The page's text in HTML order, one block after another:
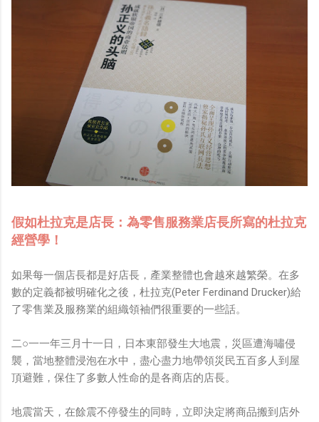
假如杜拉克是店長：為零售服務業店長所寫的杜拉克
經營學！
如果每一個店長都是好店長，產業整體也會越來越繁榮。在多
數的定義都被明確化之後，杜拉克(Peter Ferdinand Drucker)給
了零售業及服務業的組織領袖們很重要的一些話。
二○一一年三月十一日，日本東部發生大地震，災區遭海嘯侵
襲，當地整體浸泡在水中，盡心盡力地帶領災民五百多人到屋
頂避難，保住了多數人性命的是各商店的店長。
地震當天，在餘震不停發生的同時，立即決定將商品搬到店外